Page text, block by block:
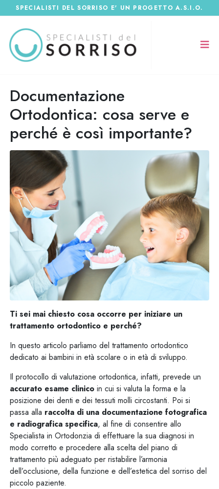
SPECIALISTI DEL SORRISO E' UN PROGETTO A.S.I.O.
Documentazione
Ortodontica: cosa serve e
perché è così importante?
Ti sei mai chiesto cosa occorre per iniziare un
trattamento ortodontico e perché?
In questo articolo parliamo del trattamento ortodontico
dedicato ai bambini in età scolare o in età di sviluppo.
Il protocollo di valutazione ortodontica, infatti, prevede un
accurato esame clinico in cui si valuta la forma e la
posizione dei denti e dei tessuti molli circostanti. Poi si
passa alla raccolta di una documentazione fotografica
e radiografica specifica, al fine di consentire allo
Specialista in Ortodonzia di effettuare la sua diagnosi in
modo corretto e procedere alla scelta del piano di
trattamento più adeguato per ristabilire l’armonia
dell’occlusione, della funzione e dell’estetica del sorriso del
piccolo paziente.